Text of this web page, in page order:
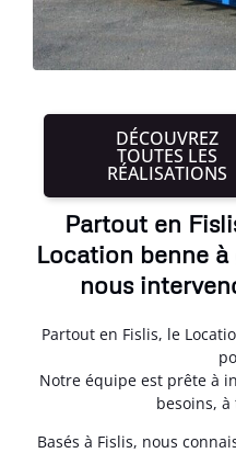
DÉCOUVREZ
TOUTES LES
RÉALISATIONS
Partout en
Location benne
nous
Partout en Fislis, le
Notre équipe est prête à
besoins,
Basés à Fislis, nous